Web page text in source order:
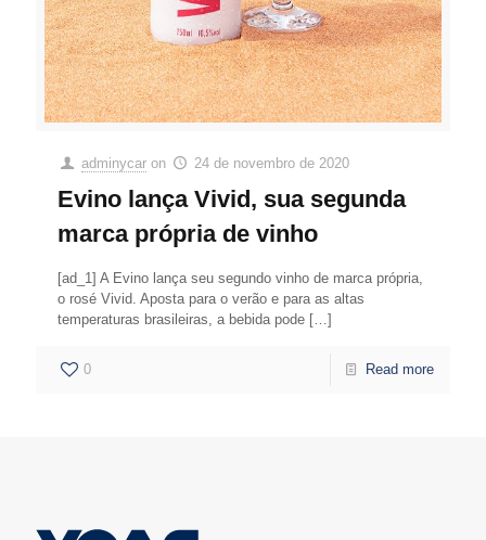
adminycar on 24 de novembro de 2020
Evino lança Vivid, sua segunda
marca própria de vinho
[ad_1] A Evino lança seu segundo vinho de marca própria,
o rosé Vivid. Aposta para o verão e para as altas
temperaturas brasileiras, a bebida pode […]
0 Read more